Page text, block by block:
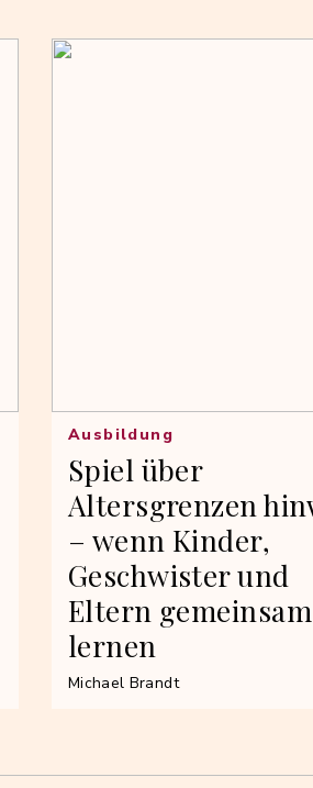
Spiel über
Altersgrenzen
– wenn Kinder,
Geschwister und
Eltern gemeinsam
lernen
Ausbildung
Michael Brandt